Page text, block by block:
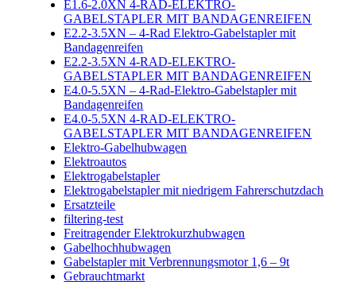
E1.6-2.0XN 4-RAD-ELEKTRO-
GABELSTAPLER MIT BANDAGENREIFEN
E2.2-3.5XN – 4-Rad Elektro-Gabelstapler mit
Bandagenreifen
E2.2-3.5XN 4-RAD-ELEKTRO-
GABELSTAPLER MIT BANDAGENREIFEN
E4.0-5.5XN – 4-Rad-Elektro-Gabelstapler mit
Bandagenreifen
E4.0-5.5XN 4-RAD-ELEKTRO-
GABELSTAPLER MIT BANDAGENREIFEN
Elektro-Gabelhubwagen
Elektroautos
Elektrogabelstapler
Elektrogabelstapler mit niedrigem Fahrerschutzdach
Ersatzteile
filtering-test
Freitragender Elektrokurzhubwagen
Gabelhochhubwagen
Gabelstapler mit Verbrennungsmotor 1,6 – 9t
Gebrauchtmarkt